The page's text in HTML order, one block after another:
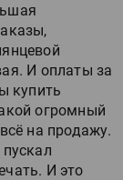
И оплаты за
купить
огромный
на продажу.
И это